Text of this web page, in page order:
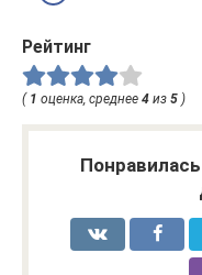
Рейтинг
( 1 оценка, среднее 4 из 5 )